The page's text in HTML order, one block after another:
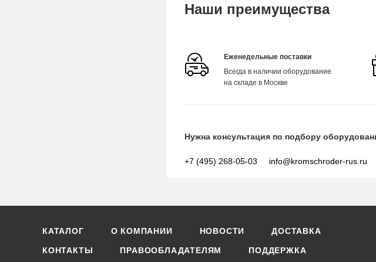
Наши преимущества
Еженедельные поставки
Всегда в наличии оборудование
на складе в Москве
Нужна консультация по подбору
+7 (495) 268-05-03 info@kromschroder-rus.ru
КАТАЛОГ О КОМПАНИИ НОВОСТИ ДОСТАВКА
КОНТАКТЫ ПРАВООБЛАДАТЕЛЯМ ПОДДЕРЖКА